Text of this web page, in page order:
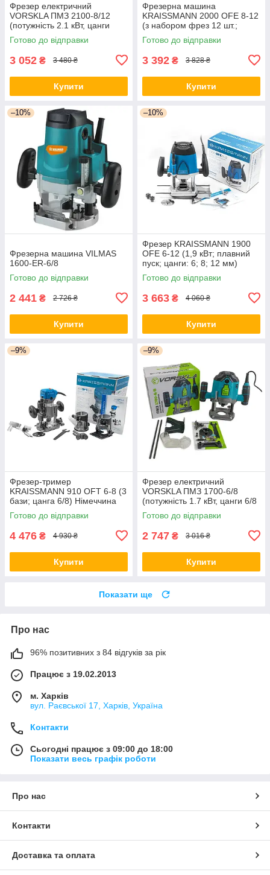
Фрезер електричний
VORSKLA ПМЗ 2100-8/12
(потужність 2.1 кВт, цанги
8/12 мм) Україна
Готово до відправки
3 052 ₴ 3 480 ₴
Купити
Фрезерна машина
KRAISSMANN 2000 OFE 8-12
(з набором фрез 12 шт.;
цанги 8 і 12 мм) Німеччина
Готово до відправки
3 392 ₴ 3 828 ₴
Купити
–10%
Фрезерна машина VILMAS
1600-ER-6/8
Готово до відправки
2 441 ₴ 2 726 ₴
Купити
–10%
Фрезер KRAISSMANN 1900
OFE 6-12 (1,9 кВт; плавний
пуск; цанги: 6; 8; 12 мм)
Німеччина
Готово до відправки
3 663 ₴ 4 060 ₴
Купити
–9%
Фрезер-тример
KRAISSMANN 910 OFT 6-8 (3
бази; цанга 6/8) Німеччина
Готово до відправки
4 476 ₴ 4 930 ₴
Купити
–9%
Фрезер електричний
VORSKLA ПМЗ 1700-6/8
(потужність 1.7 кВт, цанги 6/8
мм) Україна
Готово до відправки
2 747 ₴ 3 016 ₴
Купити
Показати ще
Про нас
96% позитивних з 84 відгуків за рік
Працює з 19.02.2013
м. Харків
вул. Раєвської 17, Харків, Україна
Контакти
Сьогодні працює з 09:00 до 18:00
Показати весь графік роботи
Про нас
Контакти
Доставка та оплата